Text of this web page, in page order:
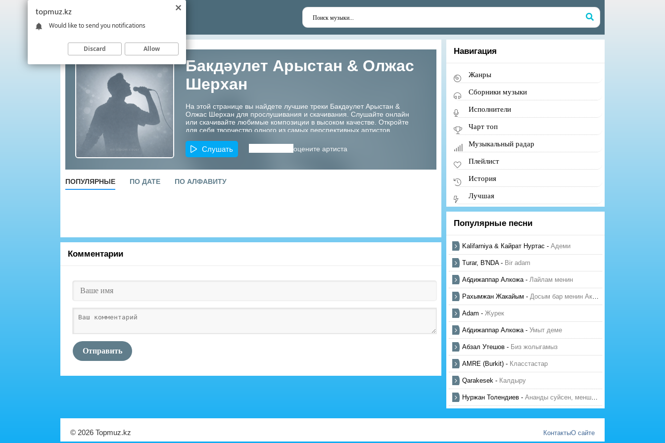
Бакдəулет Арыстан & Олжас
Шерхан
На этой странице вы найдете лучшие треки Бакдəулет Арыстан &
Олжас Шерхан для прослушивания и скачивания. Слушайте онлайн
или скачивайте любимые композиции в высоком качестве. Откройте
для себя творчество одного из самых перспективных артистов
Слушать оцените артиста
ПОПУЛЯРНЫЕ ПО ДАТЕ ПО АЛФАВИТУ
Комментарии
Отправить
Навигация
Жанры
Сборники музыки
Исполнители
Чарт топ
Музыкальный радар
Плейлист
История
Лучшая
Популярные песни
Kalifarniya & Кайрат Нуртас - Адеми
Turar, B'NDA- Bir adam
Абдижаппар Алкожа- Лайлам менин
Рахымжан Жакайым - Досым бар менин Актауда
Adam - Журек
Абдижаппар Алкожа- Умыт деме
Абзал Утешов - Биз жолыгамыз
AMRE (Burkit) - Класстастар
Qarakesek - Калдыру
Нуржан Толендиев - Ананды суйсен, менше суй
© 2026 Topmuz.kz КонтактыО сайте
topmuz.kz
Would like to send you notifications
Discard Allow